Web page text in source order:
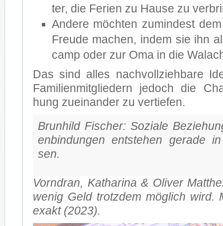
ter, die Fe­ri­en zu Hau­se zu
An­de­re möch­ten zu­min­dest
Freu­de ma­chen, in­dem sie ihn
camp oder zur Oma in die
Das sind al­les nach­voll­zieh­ba­re
Fa­mi­li­en­mit­glie­dern je­doch die
hung zu­ein­an­der zu ver­tie­fen.
Brun­hild Fi­scher: So­zia­le
en­bin­dun­gen ent­ste­hen ge­ra­de
sen.
Vorn­dran, Ka­tha­ri­na & Oli­ver
we­nig Geld trotz­dem mög­lich wird.
ex­akt (2023).